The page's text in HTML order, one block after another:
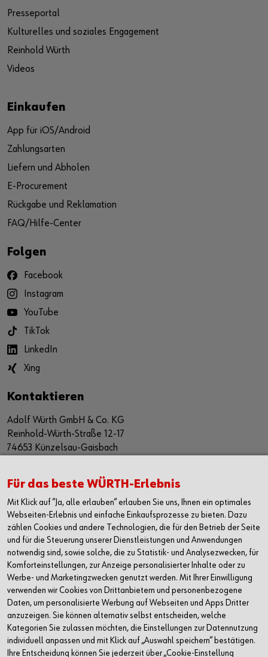
Presseportal
Kulturelles und soziales Engagement
Reinhold Würth
Videos
Einkaufen
App für iOS/Android
Zahlungsarten
Liefern und Abholen
E-Procurement
Rückgabe und Reklamation
FAQ/Hilfe-Center
Folgen
Facebook
Instagram
YouTube
TikTok
LinkedIn
Xing
Kontaktieren
Adolf Würth GmbH & Co. KG
Reinhold-Würth-Straße 12-17
74653 Künzelsau-Gaisbach
Alle Kontaktmöglichkeiten
+49 7940 15-2400
info@wuerth.com
Für das beste WÜRTH-Erlebnis
Mit Klick auf “Ja, alle erlauben“ erlauben Sie uns, Ihnen ein optimales
Webseiten-Erlebnis und einfache Einkaufsprozesse zu bieten. Dazu
zählen Cookies und andere Technologien, die für den Betrieb der Seite
und für die Steuerung unserer Dienstleistungen und Anwendungen
notwendig sind, sowie solche, die zu Statistik- und Analysezwecken, für
Komforteinstellungen, zur Anzeige personalisierter Inhalte oder zu
Werbe- und Marketingzwecken genutzt werden. Mit Ihrer Einwilligung
verwenden wir Cookies von Drittanbietern und personenbezogene
Daten, um personalisierte Werbung auf Webseiten und Apps Dritter
anzuzeigen. Sie können alternativ selbst entscheiden, welche
Kategorien Sie zulassen möchten, die Einstellungen zur Datennutzung
individuell anpassen und mit Klick auf „Auswahl speichern“ bestätigen.
Ihre Entscheidung können Sie jederzeit über „Cookie-Einstellung